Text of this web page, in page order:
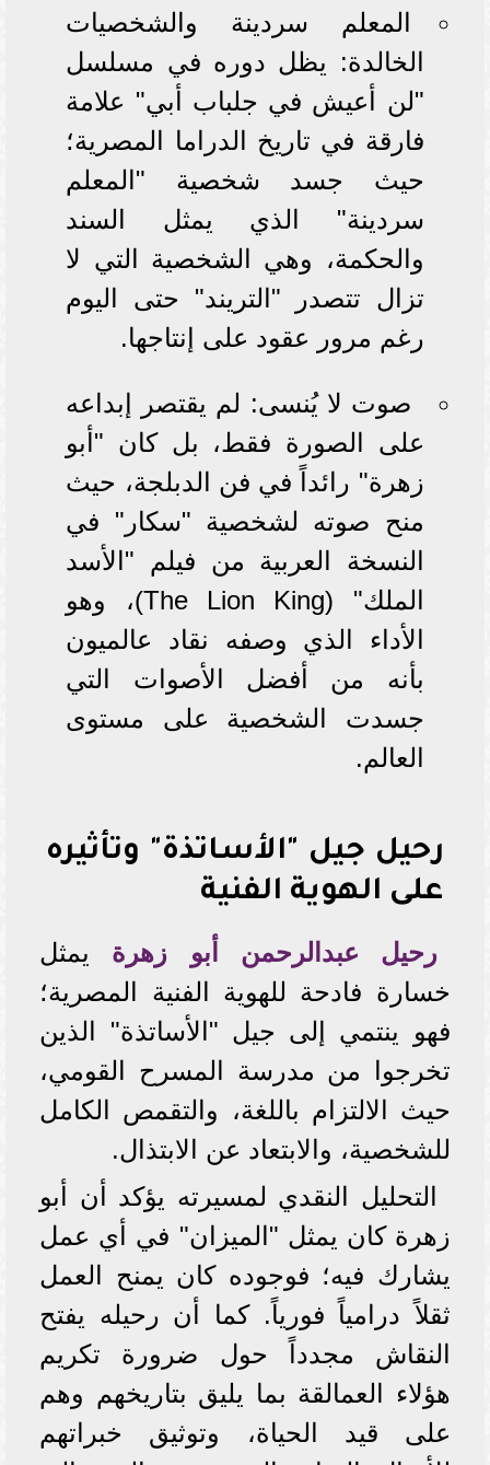
المعلم سردينة والشخصيات
الخالدة: يظل دوره في مسلسل
"لن أعيش في جلباب أبي" علامة
فارقة في تاريخ الدراما المصرية؛
حيث جسد شخصية "المعلم
سردينة" الذي يمثل السند
والحكمة، وهي الشخصية التي لا
تزال تتصدر "التريند" حتى اليوم
رغم مرور عقود على إنتاجها.
صوت لا يُنسى: لم يقتصر إبداعه
على الصورة فقط، بل كان "أبو
زهرة" رائداً في فن الدبلجة، حيث
منح صوته لشخصية "سكار" في
النسخة العربية من فيلم "الأسد
الملك" (The Lion King)، وهو
الأداء الذي وصفه نقاد عالميون
بأنه من أفضل الأصوات التي
جسدت الشخصية على مستوى
العالم.
رحيل جيل "الأساتذة" وتأثيره
على الهوية الفنية
رحيل عبدالرحمن أبو زهرة يمثل
خسارة فادحة للهوية الفنية المصرية؛
فهو ينتمي إلى جيل "الأساتذة" الذين
تخرجوا من مدرسة المسرح القومي،
حيث الالتزام باللغة، والتقمص الكامل
للشخصية، والابتعاد عن الابتذال.
التحليل النقدي لمسيرته يؤكد أن أبو
زهرة كان يمثل "الميزان" في أي عمل
يشارك فيه؛ فوجوده كان يمنح العمل
ثقلاً درامياً فورياً. كما أن رحيله يفتح
النقاش مجدداً حول ضرورة تكريم
هؤلاء العمالقة بما يليق بتاريخهم وهم
على قيد الحياة، وتوثيق خبراتهم